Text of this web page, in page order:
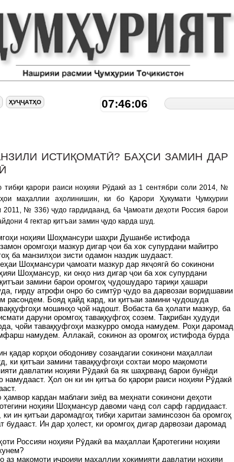
ҲУҶҶАТҲО 07:46:06
ИСТИҚОМАТӢ? БАҲСИ ЗАМИН ДАР
тибқи қарори раиси ноҳияи Рӯдакӣ аз 1 сентябри соли 2014, №
маҳаллии аҳолинишин, ки бо Қарори Ҳукумати Ҷумҳурии
2011, № 336) ҷудо гардидаанд, ба Ҷамоати деҳоти Россия барои
4 гектар қитъаи замин ҷудо карда шуд.
ноҳияи Шоҳмансури шаҳри Душанбе истифода
оромгоҳи мазкур дигар ҷои ба хок супурдани майитро
ба манзилҳои зисти одамон наздик шудааст.
Шоҳмансури ҷамоати мазкур дар якҷоягӣ бо сокинони
Шоҳмансур, ки онҳо низ дигар ҷои ба хок супурдани
замини барои оромгоҳ ҷудошударо тариқи ҳашари
гирду атрофи онро бо симтӯр ҷудо ва дарвозаи воридшавии
расондем. Бояд қайд кард, ки қитъаи замини ҷудошуда
мошинҳо ҷой надошт. Вобаста ба ҳолати мазкур, ба
даруни оромгоҳ таваққуфгоҳ созем. Тақрибан ҳудуди
ҷойи таваққуфгоҳи мазкурро омода намудем. Роҳи даромад
намудем. Аллакай, сокинон аз оромгоҳ истифода бурда
қадар корҳои ободониву созандагии сокинони маҳаллаи
ки қитъаи замини таваққуфгоҳи сохтаи моро мақомоти
давлатии ноҳияи Рӯдакӣ ба як шаҳрванд барои бунёди
намудааст. Ҳол он ки ин қитъа бо қарори раиси ноҳияи Рӯдакӣ
ҳамвор кардан маблағи зиёд ва меҳнати сокинони деҳоти
ноҳияи Шоҳмансур давоми чанд сол сарф гардидааст.
ин қитъаи даромадгоҳ тибқи харитаи заминсозон ба оромгоҳ
Ин дар ҳолест, ки оромгоҳ дигар дарвозаи даромад
Россияи ноҳияи Рӯдакӣ ва маҳаллаи Қаротегини ноҳияи
аз мақомоти иҷроияи маҳаллии ҳокимияти давлатии ноҳияи